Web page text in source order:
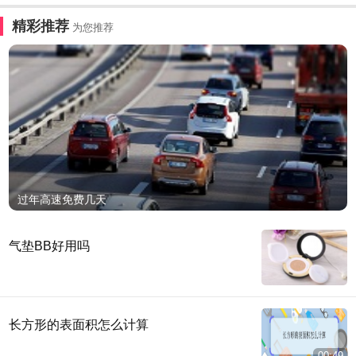
精彩推荐 为您推荐
过年高速免费几天
气垫BB好用吗
长方形的表面积怎么计算